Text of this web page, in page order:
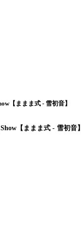
【ままま式 - 雪初音】
【ままま式 - 雪初音】